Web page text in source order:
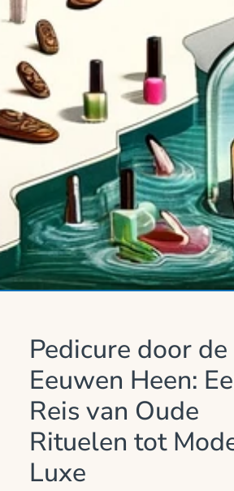
Pedicure door de
Eeuwen Heen:
Reis van Oude
Rituelen tot
Luxe